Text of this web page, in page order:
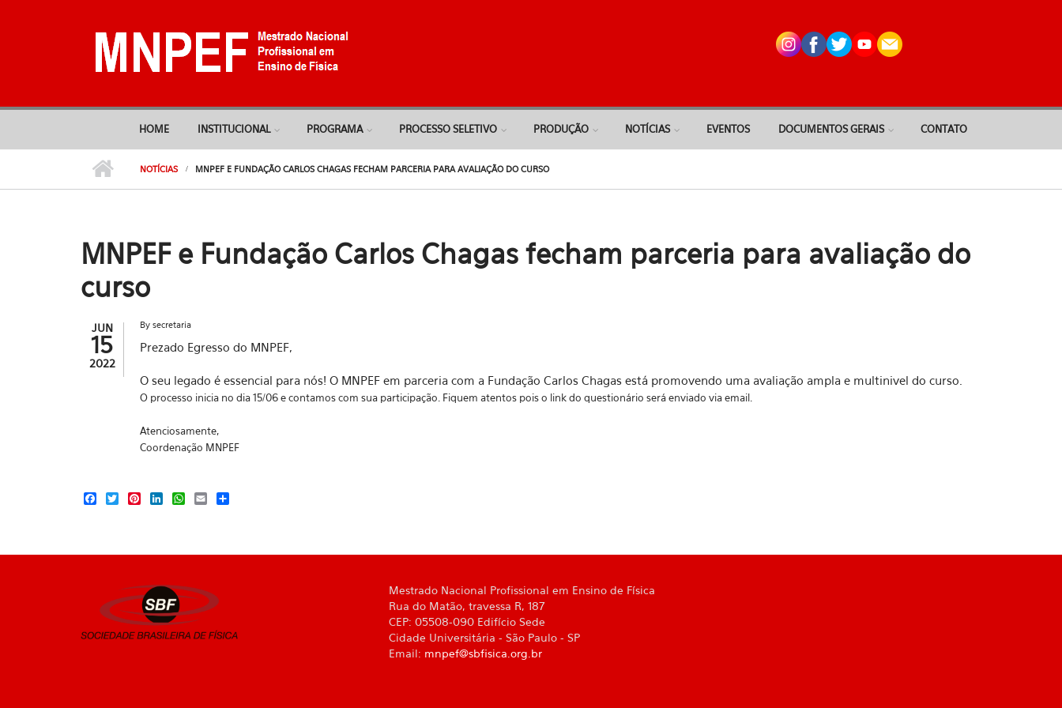
HOME INSTITUCIONAL PROGRAMA PROCESSO SELETIVO PRODUÇÃO NOTÍCIAS EVENTOS DOCUMENTOS GERAIS CONTATO
NOTÍCIAS MNPEF E FUNDAÇÃO CARLOS CHAGAS FECHAM PARCERIA PARA AVALIAÇÃO DO CURSO
MNPEF e Fundação Carlos Chagas fecham parceria para avaliação do
curso
JUN
15
2022
By secretaria
Prezado Egresso do MNPEF,
O seu legado é essencial para nós! O MNPEF em parceria com a Fundação Carlos Chagas está promovendo uma avaliação ampla e multinivel do curso.
O processo inicia no dia 15/06 e contamos com sua participação. Fiquem atentos pois o link do questionário será enviado via email.
Atenciosamente,
Coordenação MNPEF
Facebook
TwitterPinterestLinkedInWhatsApp
Email
Mestrado Nacional Profissional em Ensino de Física
Rua do Matão, travessa R, 187
CEP: 05508-090 Edifício Sede
Cidade Universitária - São Paulo - SP
Email: mnpef@sbfisica.org.br